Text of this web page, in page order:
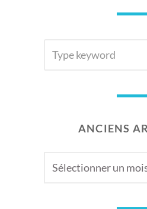
FOR:
ANCIENS